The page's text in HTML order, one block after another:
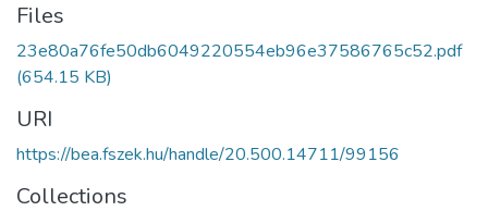
Files
23e80a76fe50db6049220554eb96e37586765c52.pdf
(654.15 KB)
URI
https://bea.fszek.hu/handle/20.500.14711/99156
Collections